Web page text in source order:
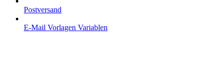
Postversand
E-Mail Vorlagen Variablen